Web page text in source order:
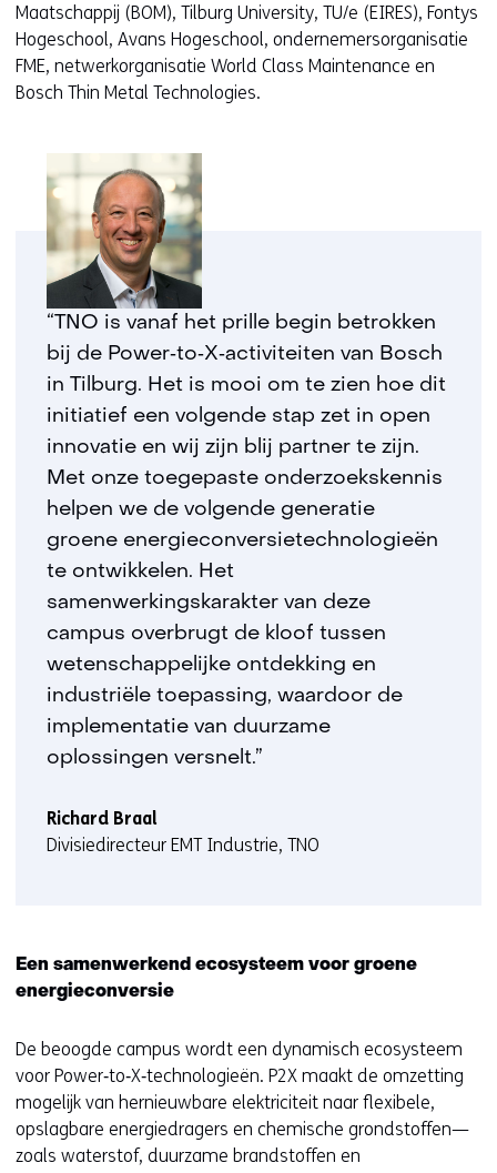
Maatschappij (BOM), Tilburg University, TU/e (EIRES), Fontys
Hogeschool, Avans Hogeschool, ondernemersorganisatie
FME, netwerkorganisatie World Class Maintenance en
Bosch Thin Metal Technologies.
“TNO is vanaf het prille begin betrokken
bij de Power‑to‑X‑activiteiten van Bosch
in Tilburg. Het is mooi om te zien hoe dit
initiatief een volgende stap zet in open
innovatie en wij zijn blij partner te zijn.
Met onze toegepaste onderzoekskennis
helpen we de volgende generatie
groene energieconversietechnologieën
te ontwikkelen. Het
samenwerkingskarakter van deze
campus overbrugt de kloof tussen
wetenschappelijke ontdekking en
industriële toepassing, waardoor de
implementatie van duurzame
oplossingen versnelt.”
Richard Braal
Divisiedirecteur EMT Industrie, TNO
Een samenwerkend ecosysteem voor groene
energieconversie
De beoogde campus wordt een dynamisch ecosysteem
voor Power‑to‑X‑technologieën. P2X maakt de omzetting
mogelijk van hernieuwbare elektriciteit naar flexibele,
opslagbare energiedragers en chemische grondstoffen—
zoals waterstof, duurzame brandstoffen en